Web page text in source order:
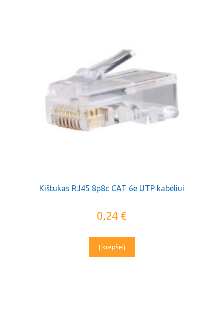
Kištukas RJ45 8p8c CAT 6e UTP kabeliui
0,24 €
Į krepšelį